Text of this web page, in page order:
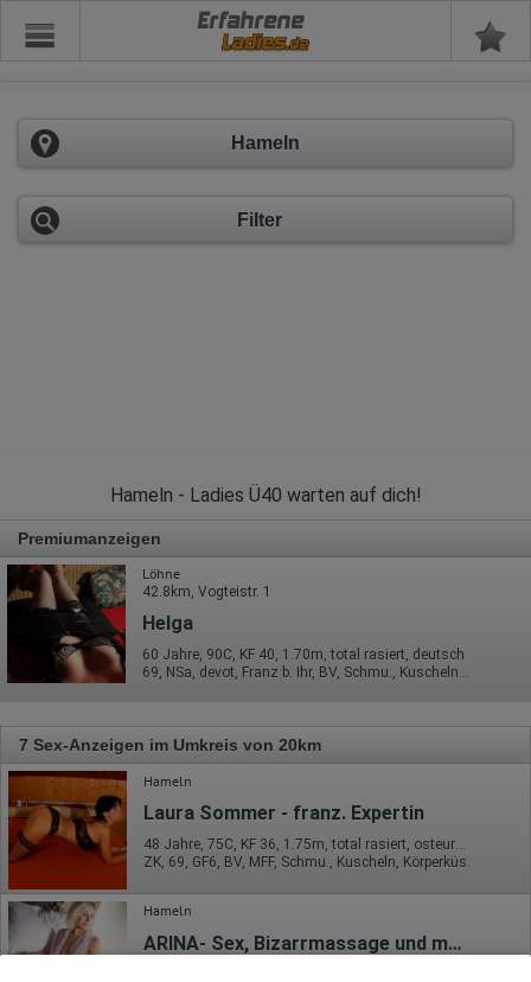
Erfahrene
Hameln
Filter
Hameln - Ladies Ü40 warten auf dich!
Premiumanzeigen
Löhne
42.8km, Vogteistr. 1
Helga
60 Jahre, 90C, KF 40, 1.70m, total rasiert, deutsch
69, NSa, devot, Franz b. Ihr, BV, Schmu., Kuscheln, Körperküs.
7 Sex-Anzeigen im Umkreis von 20km
Hameln
Laura Sommer - franz. Expertin
48 Jahre, 75C, KF 36, 1.75m, total rasiert, osteuropäisch
ZK, 69, GF6, BV, MFF, Schmu., Kuscheln, Körperküs.
Hameln
ARINA- Sex, Bizarrmassage und mehr